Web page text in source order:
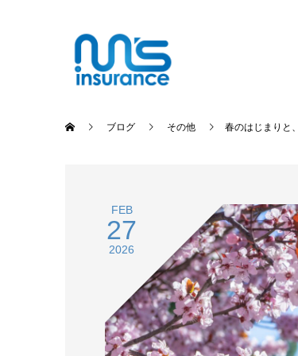
ブログ その他 春のはじまりと
FEB
27
2026